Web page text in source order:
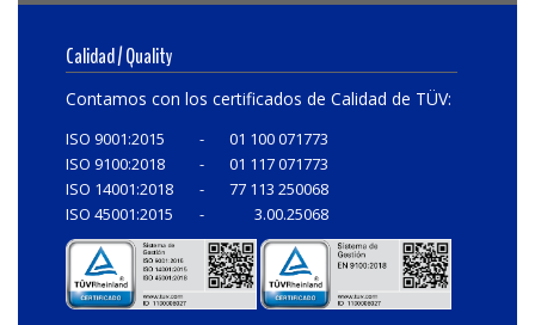
Calidad / Quality
Contamos con los certificados de Calidad de TÜV:
ISO 9001:2015 -
01 100 071773
ISO 9100:2018
-
01 117 071773
ISO 14001:2018
-
77 113 250068
ISO 45001:2015
- 3.00.25068